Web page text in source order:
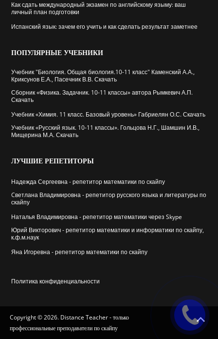
Как сдать международный экзамен по английскому языму: ваш
личный план подготовки
Испанский язык: зачем его учить и как сделать результат заметнее
ПОПУЛЯРНЫЕ УЧЕБНИКИ
Учебник "Биология. Общая биология.10-11 класс" Каменский А.А.,
Криксунов Е.А., Пасечник В.В. Скачать
Сборник «Физика. Задачник. 10-11 классы» автора Рымкевич А.П.
Скачать
Учебник «Химия. 11 класс. Базовый уровень» Габриелян О.С. Скачать
Учебник «Русский язык. 10-11 классы». Гольцова Н.Г., Шамшин И.В.,
Мищерина М.А. Скачать
ЛУЧШИЕ РЕПЕТИТОРЫ
Надежда Сергеевна - репетитор математики по скайпу
Cветлана Владимировна - репетитор русского языка и литературы по
скайпу
Наталья Владимировна - репетитор математики через Skype
Юрий Викторович - репетитор математики и информатики по скайпу,
к.ф.м.наук
Яна Игоревна - репетитор математики по скайпу
Политика конфиденциальности
Copyright © 2026. Distance Teacher - только
профессиональные преподаватели по скайпу